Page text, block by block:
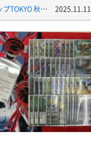
サテライトショップTOKYO 秋葉原店 2025.11.11